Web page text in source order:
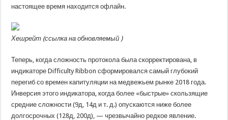
настоящее время находится офлайн.
Хешрейт (ссылка на обновляемый )
Теперь, когда сложность протокола была скорректирована, в
индикаторе Difficulty Ribbon сформировался самый глубокий
перегиб со времен капитуляции на медвежьем рынке 2018 года.
Инверсия этого индикатора, когда более «быстрые» скользящие
средние сложности (9д, 14д и т. д.) опускаются ниже более
долгосрочных (128д, 200д), — чрезвычайно редкое явление.